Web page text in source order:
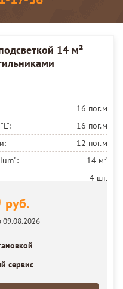
14 м²
16 пог.м
16 пог.м
12 пог.м
14 м²
4 шт.
руб.
09.08.2026
сервис